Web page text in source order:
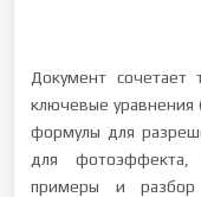
Документ сочетает
ключевые уравнения
формулы для
для
примеры и разбор